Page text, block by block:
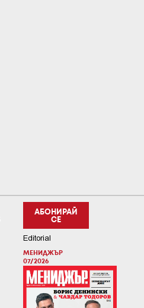
АБОНИРАЙ
СЕ
Editorial
МЕНИДЖЪР
07/2026